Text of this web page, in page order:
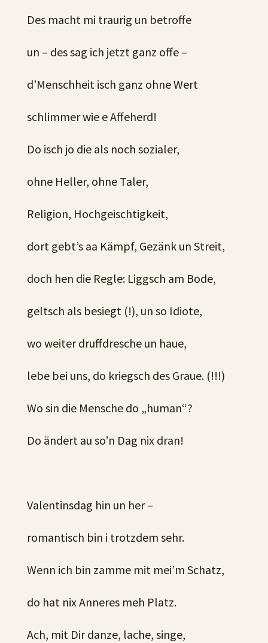
Des macht mi traurig un betroffe
un – des sag ich jetzt ganz offe –
d’Menschheit isch ganz ohne Wert
schlimmer wie e Affeherd!
Do isch jo die als noch sozialer,
ohne Heller, ohne Taler,
Religion, Hochgeischtigkeit,
dort gebt’s aa Kämpf, Gezänk un Streit,
doch hen die Regle: Liggsch am Bode,
geltsch als besiegt (!), un so Idiote,
wo weiter druffdresche un haue,
lebe bei uns, do kriegsch des Graue. (!!!)
Wo sin die Mensche do „human“?
Do ändert au so’n Dag nix dran!
Valentinsdag hin un her –
romantisch bin i trotzdem sehr.
Wenn ich bin zamme mit mei’m Schatz,
do hat nix Anneres meh Platz.
Ach, mit Dir danze, lache, singe,